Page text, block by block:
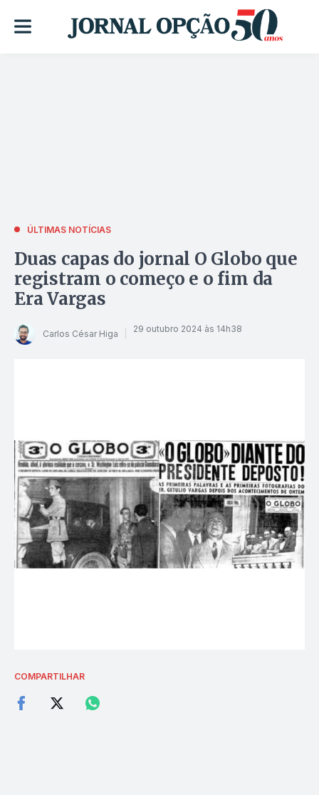
ÚLTIMAS NOTÍCIAS
Duas capas do jornal O Globo que
registram o começo e o fim da
Era Vargas
Carlos César Higa 29 outubro 2024 às 14h38
COMPARTILHAR